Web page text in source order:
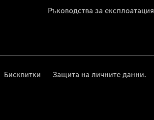
Ръководства за експлоатация
Бисквитки Защита на личните данни.